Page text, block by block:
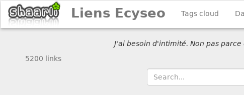
Liens Ecyseo Tags cloud
J'ai besoin d'intimité. Non pas
5200 links